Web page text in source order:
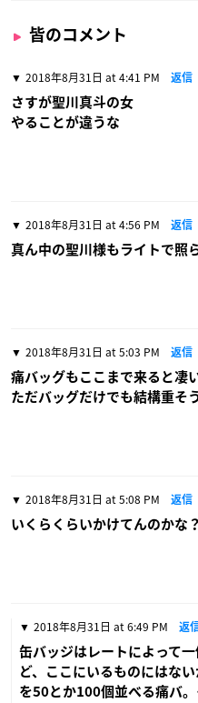
皆のコメント
2018年8月31日 at 4:41 PM 返信
さすが聖川真斗の女
やることが違うな
2018年8月31日 at 4:56 PM 返信
真ん中の聖川様もライトで照
2018年8月31日 at 5:03 PM 返信
痛バッグもここまで来ると凄
ただバッグだけでも結構重そ
2018年8月31日 at 5:08 PM 返信
いくらくらいかけてんのかな？
2018年8月31日 at 6:49 PM 返
缶バッジはレートによって
ど、ここにいるものにはな
を50とか100個並べる痛バ